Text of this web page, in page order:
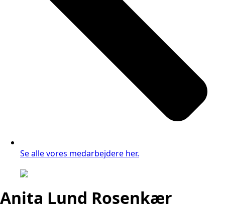
Se alle vores medarbejdere her.
Anita Lund Rosenkær